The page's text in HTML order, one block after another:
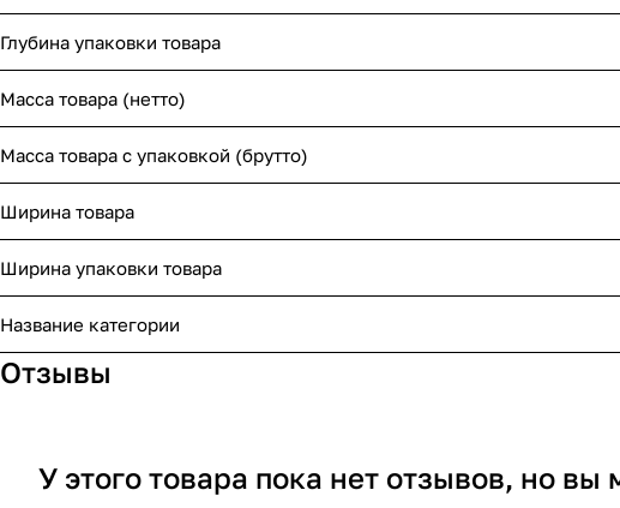
Глубина упаковки товара
Масса товара (нетто)
Масса товара с упаковкой (брутто)
Ширина товара
Ширина упаковки товара
Название категории
Отзывы
У этого товара пока нет отзывов, но